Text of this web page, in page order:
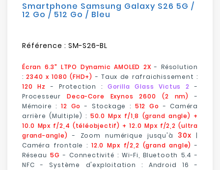
Smartphone Samsung Galaxy S26 5G /
12 Go / 512 Go / Bleu
Référence : SM-S26-BL
Écran 6.3" LTPO Dynamic AMOLED 2X - Résolution
:2340 x 1080 (FHD+) - Taux de rafraichissement :
120 Hz
- Protection : Gorilla Glass Victus 2
-
ProcesseurDeca-Core Exynos 2600 (2 nm)
-
Mémoire :12 Go - Stockage : 512 Go - Caméra
arrière (Multiple) : 50.0 Mpx f/1,8 (grand angle) +
10.0 Mpx f/2,4 (téléobjectif) + 12.0 Mpx f/2,2 (ultra
grand-angle) - Zoom numérique jusqu'à 30x |
Caméra frontale : 12.0 Mpx f/2,2 (grand angle) -
Réseau5G - Connectivité : Wi-Fi, Bluetooth 5.4 -
NFC - Système d'exploitation : Android 16 -